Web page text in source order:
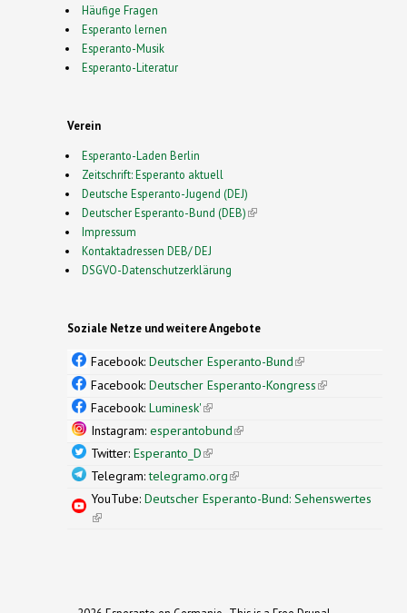
Häufige Fragen
Esperanto lernen
Esperanto-Musik
Esperanto-Literatur
Verein
Esperanto-Laden Berlin
Zeitschrift: Esperanto aktuell
Deutsche Esperanto-Jugend (DEJ)
Deutscher Esperanto-Bund (DEB)(link is external)
Impressum
Kontaktadressen DEB/ DEJ
DSGVO-Datenschutzerklärung
Soziale Netze und weitere Angebote
Facebook: Deutscher Esperanto-Bund(link is
external)
Facebook: Deutscher Esperanto-Kongress(link is
Facebook: Luminesk'(link is external)
Instagram: esperantobund(link is external)
Twitter: Esperanto_D(link is external)
Telegram:telegramo.org(link is external)
YouTube: Deutscher Esperanto-Bund: Sehenswertes
(link is external)